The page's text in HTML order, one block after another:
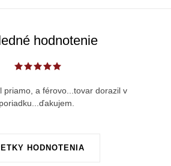
hodnotenie
HODNOTENIA
priamo, a férovo...tovar dorazil v
poriadku...ďakujem.